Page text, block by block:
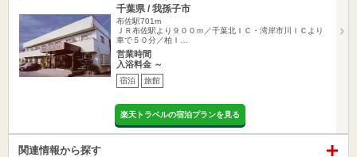
千葉県 / 我孫子市
布佐駅701m
ＪＲ布佐駅より９００ｍ／千葉北ＩＣ・湾岸市川ＩＣより
車で５０分／柏Ｉ…
営業時間
入浴料金 ～
宿泊 旅館
楽天トラベルの宿泊プランを見る
関連情報から探す